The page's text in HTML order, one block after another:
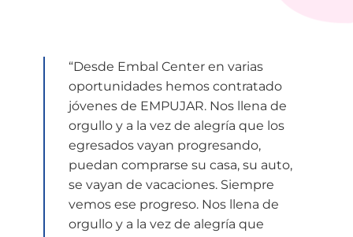
“Desde Embal Center en varias
oportunidades hemos contratado
jóvenes de EMPUJAR. Nos llena de
orgullo y a la vez de alegría que los
egresados vayan progresando,
puedan comprarse su casa, su auto,
se vayan de vacaciones. Siempre
vemos ese progreso. Nos llena de
orgullo y a la vez de alegría que